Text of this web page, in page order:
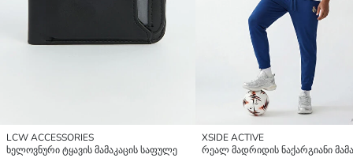
LCW ACCESSORIES
ხელოვნური ტყავის მამაკაცის საფულე
XSIDE ACTIVE